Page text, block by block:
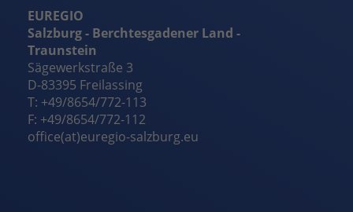
EUREGIO
Salzburg - Berchtesgadener Land -
Traunstein
Sägewerkstraße 3
D-83395 Freilassing
T: +49/8654/772-113
F: +49/8654/772-112
office(at)euregio-salzburg.eu